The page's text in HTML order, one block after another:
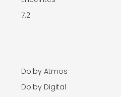
7.2
Dolby Atmos
Dolby Digital